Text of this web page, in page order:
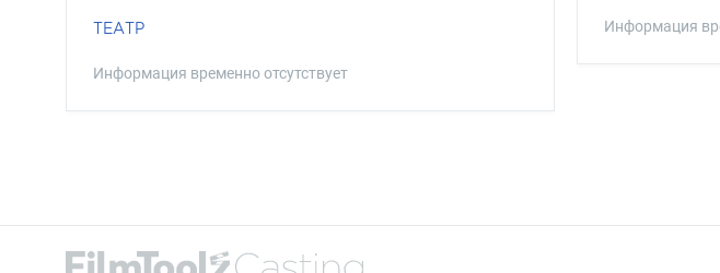
ТЕАТР
Информация временно отсутствует
Информация